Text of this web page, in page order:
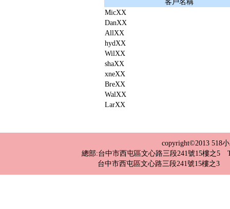
客戶名稱
MicXX
DanXX
AllXX
hydXX
WilXX
shaXX
xneXX
BreXX
WalXX
LarXX
copyright©2013
總部:台中市西屯區文心路三段241號15樓之5
台中市西屯區文心路三段241號15樓之3